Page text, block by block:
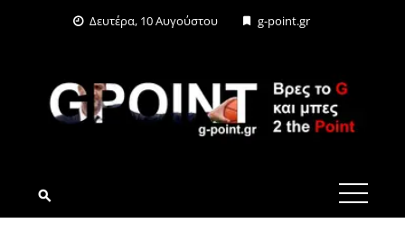
Δευτέρα, 10 Αυγούστου g-point.gr
G-POINT.GR